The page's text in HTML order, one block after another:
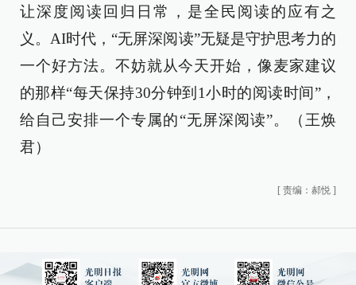
让深度阅读回归日常，是全民阅读的应有之
义。AI时代，“无屏深阅读”无疑是守护思考力的
一个好方法。不妨就从今天开始，像麦家建议
的那样“每天保持30分钟到1小时的阅读时间”，
给自己安排一个专属的“无屏深阅读”。（王焕
君）
[ 责编：郝悦 ]